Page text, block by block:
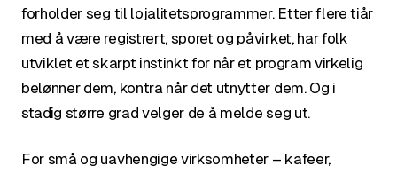
forholder seg til lojalitetsprogrammer. Etter flere tiår
med å være registrert, sporet og påvirket, har folk
utviklet et skarpt instinkt for når et program virkelig
belønner dem, kontra når det utnytter dem. Og i
stadig større grad velger de å melde seg ut.
For små og uavhengige virksomheter – kafeer,